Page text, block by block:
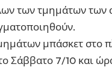
των τμημάτων των
μπάσκετ στο
Σάββατο 7/10 και